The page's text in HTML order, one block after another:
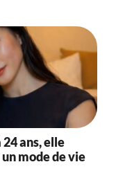
24 ans, elle
mode de vie